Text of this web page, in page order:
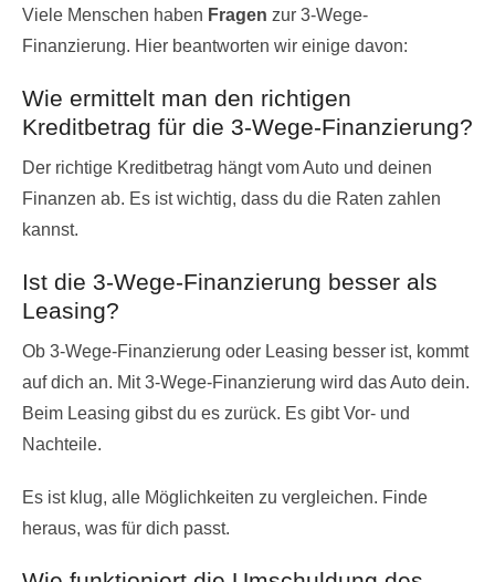
Viele Menschen haben Fragen zur 3-Wege-
Finanzierung. Hier beantworten wir einige davon:
Wie ermittelt man den richtigen
Kreditbetrag für die 3-Wege-Finanzierung?
Der richtige Kreditbetrag hängt vom Auto und deinen
Finanzen ab. Es ist wichtig, dass du die Raten zahlen
kannst.
Ist die 3-Wege-Finanzierung besser als
Leasing?
Ob 3-Wege-Finanzierung oder Leasing besser ist, kommt
auf dich an. Mit 3-Wege-Finanzierung wird das Auto dein.
Beim Leasing gibst du es zurück. Es gibt Vor- und
Nachteile.
Es ist klug, alle Möglichkeiten zu vergleichen. Finde
heraus, was für dich passt.